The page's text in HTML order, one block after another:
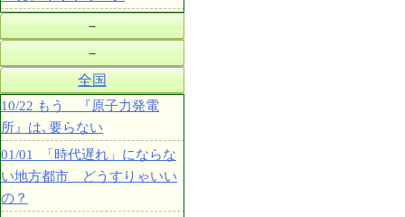
－
－
全国
10/22 もう 『原子力発電
所』は､要らない
01/01 「時代遅れ」にならな
い地方都市 どうすりゃいい
の？